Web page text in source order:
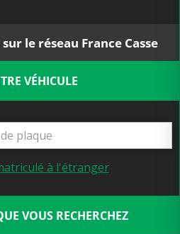
le réseau France Casse
VÉHICULE
à l'étranger
VOUS RECHERCHEZ